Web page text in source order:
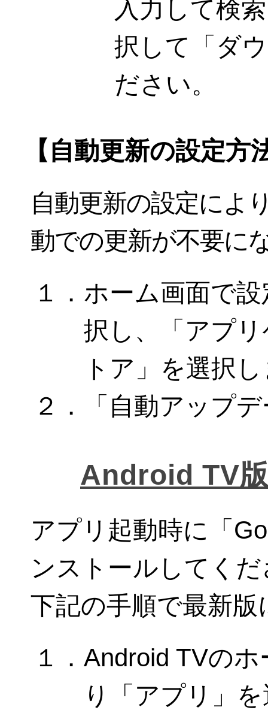
入力して検
択して「ダ
ださい。
【自動更新の設定方
自動更新の設定によ
動での更新が不要に
１．ホーム画面で
択し、「アプ
トア」を選択
２．「自動アップ
Android TV
アプリ起動時に「
ンストールしてく
下記の手順で最新
１．Android TVの
り「アプリ」